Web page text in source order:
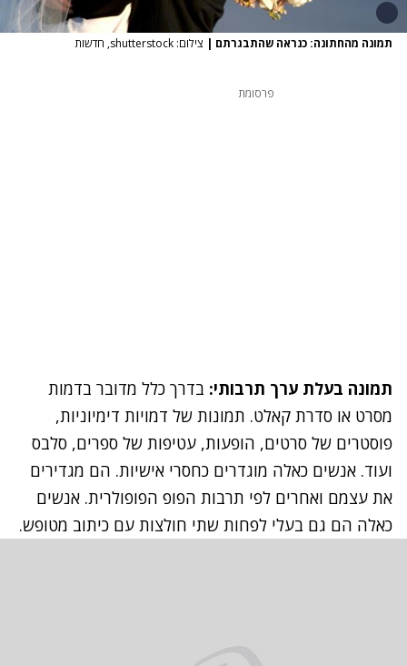
תמונה מהחתונה: כנראה שהתבגרתם | צילום: shutterstock, חדשות
פרסומת
תמונה בעלת ערך תרבותי: בדרך כלל מדובר בדמות
מסרט או סדרת קאלט. תמונות של דמויות דימיוניות,
פוסטרים של סרטים, הופעות, עטיפות של ספרים, סלבס
ועוד. אנשים כאלה מוגדרים כחסרי אישיות. הם מגדירים
את עצמם ואחרים לפי תרבות הפופ הפופולרית. אנשים
כאלה הם גם בעלי לפחות שתי חולצות עם כיתוב מטופש.